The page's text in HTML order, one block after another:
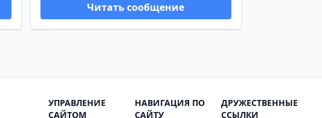
Читать сообщение
УПРАВЛЕНИЕ
САЙТОМ
НАВИГАЦИЯ ПО
САЙТУ
ДРУЖЕСТВЕННЫЕ
ССЫЛКИ